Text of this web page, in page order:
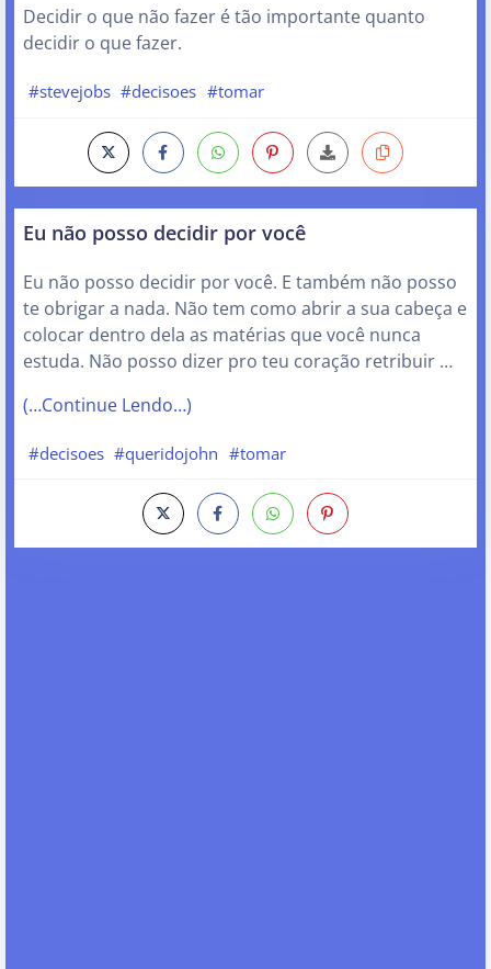
Decidir o que não fazer é tão importante quanto
decidir o que fazer.
#stevejobs #decisoes #tomar
Eu não posso decidir por você
Eu não posso decidir por você. E também não posso
te obrigar a nada. Não tem como abrir a sua cabeça e
colocar dentro dela as matérias que você nunca
estuda. Não posso dizer pro teu coração retribuir …
(…Continue Lendo…)
#decisoes #queridojohn #tomar